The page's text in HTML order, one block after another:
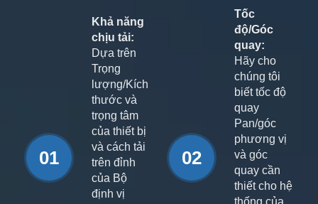
01
Khả năng
chịu tải:
Dựa trên
Trọng
lượng/Kích
thước và
trọng tâm
của thiết bị
và cách tải
trên đỉnh
của Bộ
định vị
02
Tốc
độ/Góc
quay:
Hãy cho
chúng tôi
biết tốc độ
quay
Pan/góc
phương vị
và góc
quay cần
thiết cho hệ
thống của